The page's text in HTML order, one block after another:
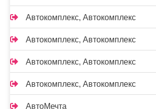
Автокомплекс, Автокомплекс
Автокомплекс, Автокомплекс
Автокомплекс, Автокомплекс
Автокомплекс, Автокомплекс
АвтоМечта